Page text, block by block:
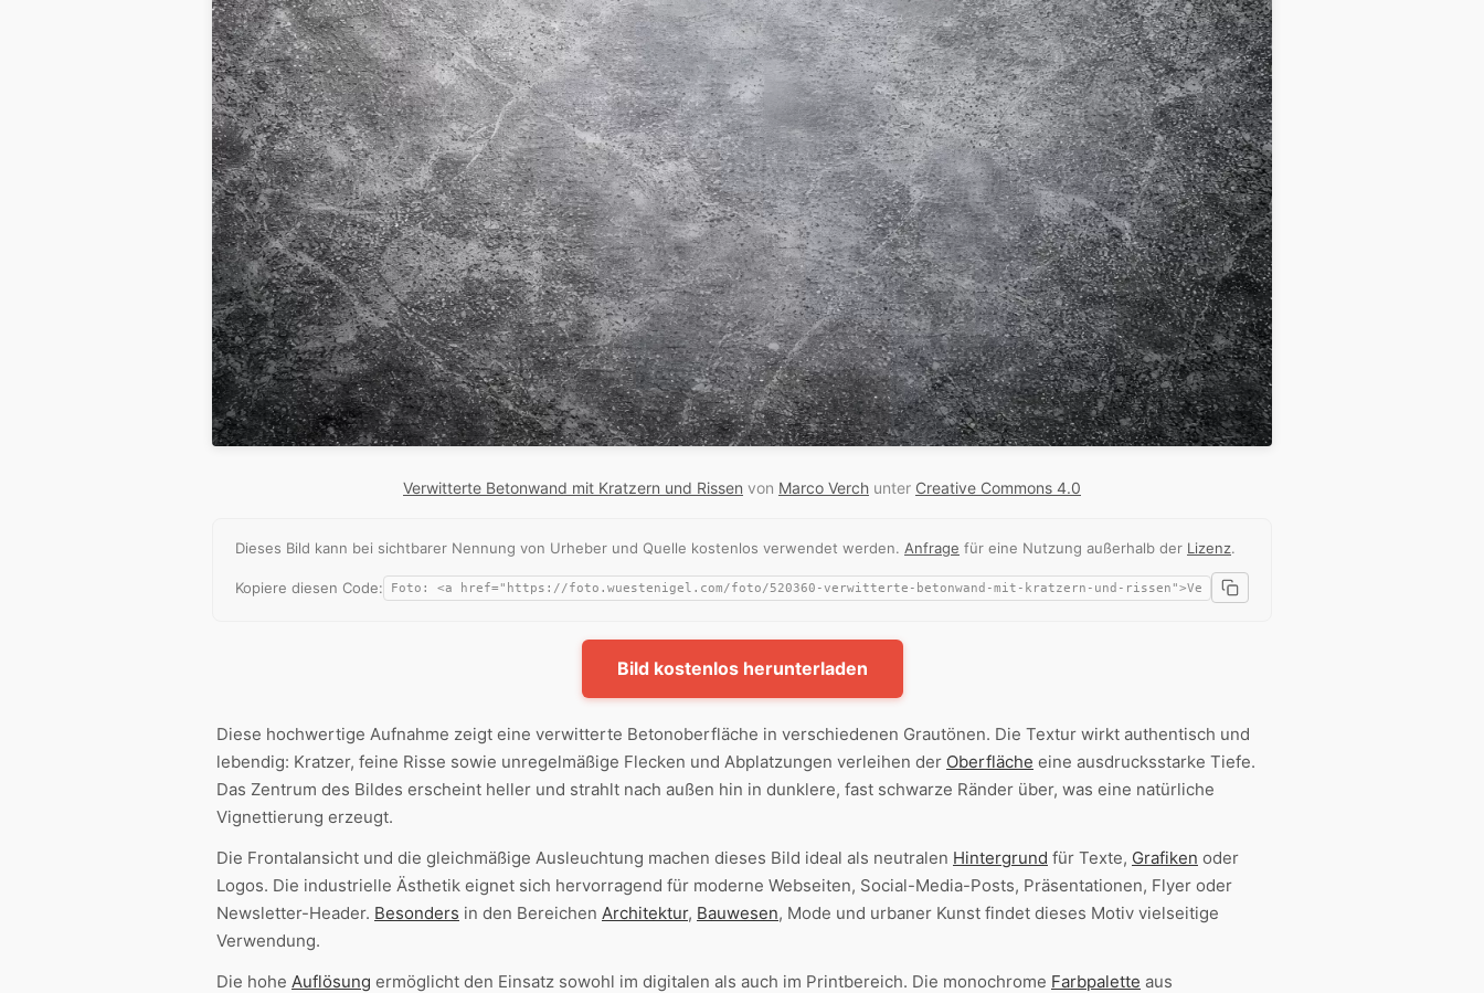
Verwitterte Betonwand mit Kratzern und Rissen von Marco Verch unter Creative Commons 4.0
Dieses Bild kann bei sichtbarer Nennung von Urheber und Quelle kostenlos verwendet werden. Anfrage für eine Nutzung außerhalb der Lizenz.
Kopiere diesen Code:
Bild kostenlos herunterladen
Diese hochwertige Aufnahme zeigt eine verwitterte Betonoberfläche in verschiedenen Grautönen. Die Textur wirkt authentisch und
lebendig: Kratzer, feine Risse sowie unregelmäßige Flecken und Abplatzungen verleihen der Oberfläche eine ausdrucksstarke Tiefe.
Das Zentrum des Bildes erscheint heller und strahlt nach außen hin in dunklere, fast schwarze Ränder über, was eine natürliche
Vignettierung erzeugt.
Die Frontalansicht und die gleichmäßige Ausleuchtung machen dieses Bild ideal als neutralen Hintergrund für Texte, Grafiken oder
Logos. Die industrielle Ästhetik eignet sich hervorragend für moderne Webseiten, Social-Media-Posts, Präsentationen, Flyer oder
Newsletter-Header. Besonders in den Bereichen Architektur, Bauwesen, Mode und urbaner Kunst findet dieses Motiv vielseitige
Verwendung.
Die hohe Auflösung ermöglicht den Einsatz sowohl im digitalen als auch im Printbereich. Die monochrome Farbpalette aus